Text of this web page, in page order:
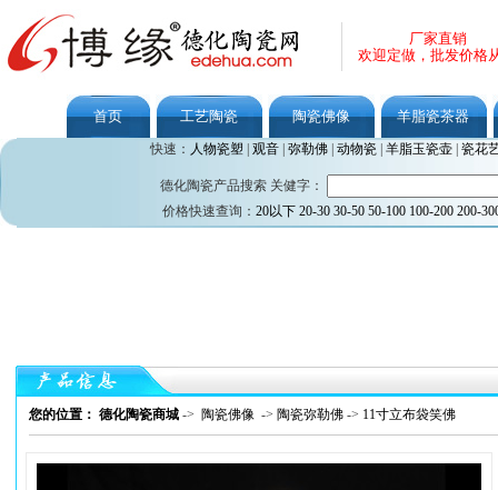
厂家直销
欢迎定做，批发价格
首页 工艺陶瓷 陶瓷佛像 羊脂瓷茶器
快速： 人物瓷塑 观音| 弥勒佛| 动物瓷| 羊脂玉瓷壶| 瓷花
德化陶瓷产品搜索 关健字：
价格快速查询： 20以下 20-30 30-50 50-100 100-200 200-
您的位置： 德化陶瓷商城 -> 陶瓷佛像 -> 陶瓷弥勒佛 -> 11寸立布袋笑佛